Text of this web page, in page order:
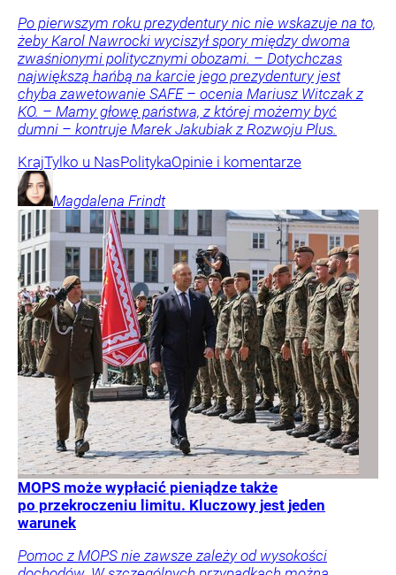
Po pierwszym roku prezydentury nic nie wskazuje na to,
żeby Karol Nawrocki wyciszył spory między dwoma
zwaśnionymi politycznymi obozami. – Dotychczas
największą hańbą na karcie jego prezydentury jest
chyba zawetowanie SAFE – ocenia Mariusz Witczak z
KO. – Mamy głowę państwa, z której możemy być
dumni – kontruje Marek Jakubiak z Rozwoju Plus.
KrajTylko u NasPolitykaOpinie i komentarze
Magdalena Frindt
MOPS może wypłacić pieniądze także
po przekroczeniu limitu. Kluczowy jest jeden
warunek
Pomoc z MOPS nie zawsze zależy od wysokości